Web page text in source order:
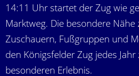
14:11 Uhr startet der Zug wie
Marktweg. Die besondere Nähe
Zuschauern, Fußgruppen und
den Königsfelder Zug jedes
besonderen Erlebnis.